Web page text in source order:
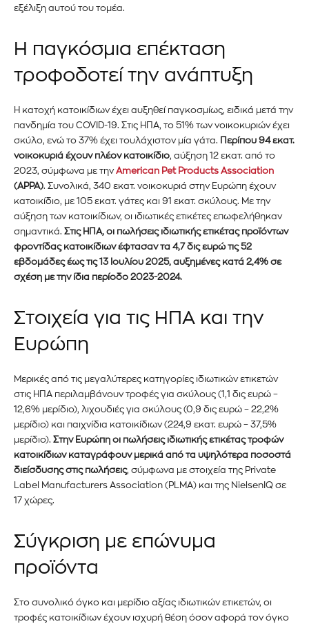
εξέλιξη αυτού του τομέα.
Η παγκόσμια επέκταση
τροφοδοτεί την ανάπτυξη
Η κατοχή κατοικίδιων έχει αυξηθεί παγκοσμίως, ειδικά μετά την
πανδημία του COVID-19. Στις ΗΠΑ, το 51% των νοικοκυριών έχει
σκύλο, ενώ το 37% έχει τουλάχιστον μία γάτα.
Περίπου 94 εκατ.
νοικοκυριά έχουν πλέον κατοικίδιο, αύξηση 12 εκατ. από το
2023, σύμφωνα με τηνAmerican Pet Products Association
(APPA). Συνολικά, 340 εκατ. νοικοκυριά στην Ευρώπη έχουν
κατοικίδιο, με 105 εκατ. γάτες και 91 εκατ. σκύλους. Με την
αύξηση των κατοικίδιων, οι ιδιωτικές ετικέτες επωφελήθηκαν
σημαντικά. Στις ΗΠΑ, οι πωλήσεις ιδιωτικής ετικέτας προϊόντων
φροντίδας κατοικίδιων έφτασαν τα 4,7 δις ευρώ τις 52
εβδομάδες έως τις 13 Ιουλίου 2025, αυξημένες κατά 2,4% σε
σχέση με την ίδια περίοδο 2023-2024.
Στοιχεία για τις ΗΠΑ και την
Ευρώπη
Μερικές από τις μεγαλύτερες κατηγορίες ιδιωτικών ετικετών
στις ΗΠΑ περιλαμβάνουν τροφές για σκύλους (1,1 δις ευρώ –
12,6% μερίδιο), λιχουδιές για σκύλους (0,9 δις ευρώ – 22,2%
μερίδιο) και παιχνίδια κατοικίδιων (224,9 εκατ. ευρώ – 37,5%
μερίδιο). Στην Ευρώπη οι πωλήσεις ιδιωτικής ετικέτας τροφών
κατοικίδιων καταγράφουν μερικά από τα υψηλότερα ποσοστά
διείσδυσης στις πωλήσεις, σύμφωνα με στοιχεία της Private
Label Manufacturers Association (PLMA) και της NielsenIQ σε
17 χώρες.
Σύγκριση με επώνυμα
προϊόντα
Στο συνολικό όγκο και μερίδιο αξίας ιδιωτικών ετικετών, οι
τροφές κατοικίδιων έχουν ισχυρή θέση όσον αφορά τον όγκο